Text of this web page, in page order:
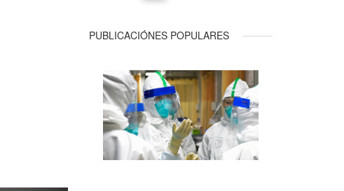
PUBLICACIÓNES POPULARES